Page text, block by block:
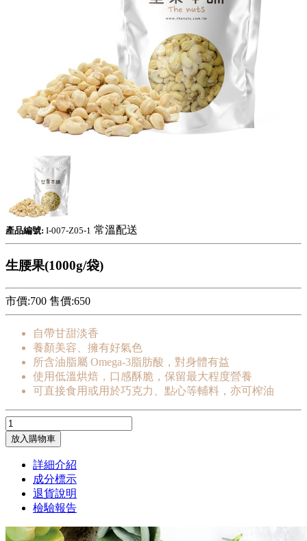
產品編號: I-007-Z05-1 常溫配送
生腰果(1000g/袋)
市價:700 售價:650
自帶甘甜淡香
養顏美容、擁有好氣色
所含油脂屬 Omega-3脂肪酸，對身體有益
使用低溫烘焙，口感酥脆，保留最大程度營養
可直接食用或用於巧克力、點心等輔料，亦可榨油
放入購物車
詳細介紹
成分標示
退貨說明
檢驗報告